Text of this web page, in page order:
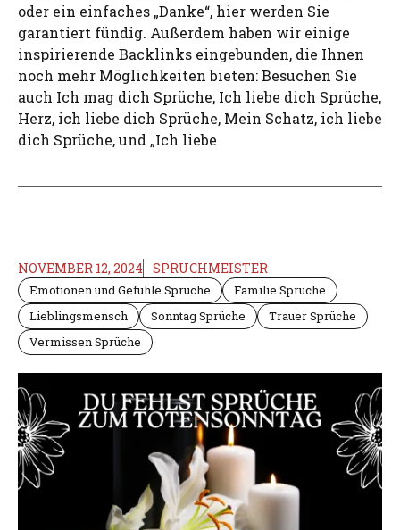
oder ein einfaches „Danke“, hier werden Sie
garantiert fündig. Außerdem haben wir einige
inspirierende Backlinks eingebunden, die Ihnen
noch mehr Möglichkeiten bieten: Besuchen Sie
auch Ich mag dich Sprüche, Ich liebe dich Sprüche,
Herz, ich liebe dich Sprüche, Mein Schatz, ich liebe
dich Sprüche, und „Ich liebe
NOVEMBER 12, 2024 SPRUCHMEISTER
Emotionen und Gefühle Sprüche
Familie Sprüche
Lieblingsmensch
Sonntag Sprüche
Trauer Sprüche
Vermissen Sprüche